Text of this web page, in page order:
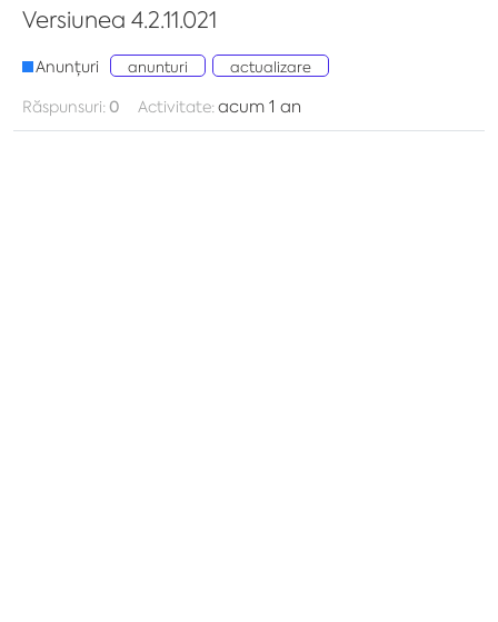
Versiunea 4.2.11.021
Anunțuri anunturi actualizare
Răspunsuri:0 Activitate:acum 1 an